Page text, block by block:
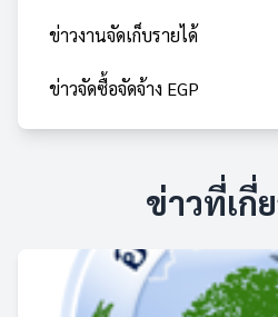
ข่าวงานจัดเก็บรายได้
ข่าวจัดซื้อจัดจ้าง EGP
ข่าวที่เกี่